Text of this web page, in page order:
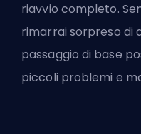
riavvio completo.
rimarrai sorpreso di
passaggio di base
piccoli problemi e